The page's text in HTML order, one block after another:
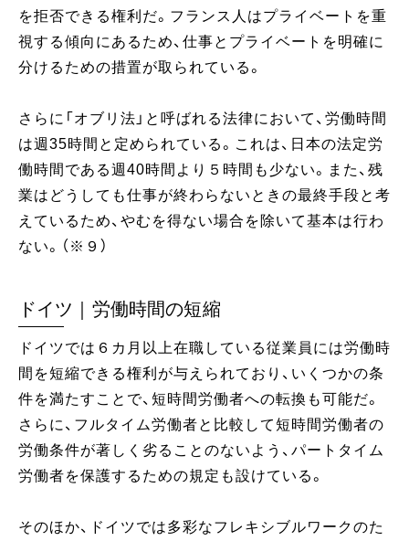
を拒否できる権利だ。フランス人はプライベートを重
視する傾向にあるため、仕事とプライベートを明確に
分けるための措置が取られている。
さらに「オブリ法」と呼ばれる法律において、労働時間
は週35時間と定められている。これは、日本の法定労
働時間である週40時間より５時間も少ない。また、残
業はどうしても仕事が終わらないときの最終手段と考
えているため、やむを得ない場合を除いて基本は行わ
ない。（※９）
ドイツ｜労働時間の短縮
ドイツでは６カ月以上在職している従業員には労働時
間を短縮できる権利が与えられており、いくつかの条
件を満たすことで、短時間労働者への転換も可能だ。
さらに、フルタイム労働者と比較して短時間労働者の
労働条件が著しく劣ることのないよう、パートタイム
労働者を保護するための規定も設けている。
そのほか、ドイツでは多彩なフレキシブルワークのた